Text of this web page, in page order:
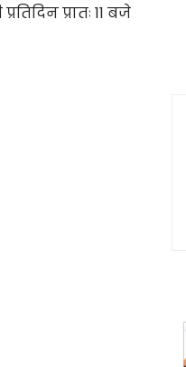
प्रातः 11 बजे